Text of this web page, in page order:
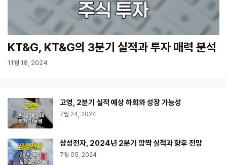
KT&G, KT&G의 3분기 실적과 투자 매력 분석
11월 18, 2024
고영, 2분기 실적 예상 하회와 성장 가능성
7월 24, 2024
삼성전자, 2024년 2분기 깜짝 실적과 향후 전망
7월 05, 2024